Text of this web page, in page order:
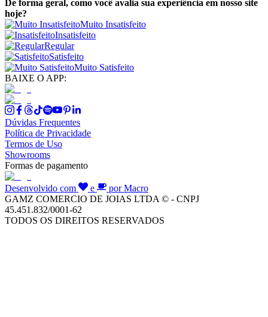
De forma geral, como você avalia sua experiência em nosso site
hoje?
Muito Insatisfeito
Insatisfeito
Regular
Satisfeito
Muito Satisfeito
BAIXE O APP:
Dúvidas Frequentes
Política de Privacidade
Termos de Uso
Showrooms
Formas de pagamento
Desenvolvido com e
por Macro
GAMZ COMERCIO DE JOIAS LTDA © - CNPJ
45.451.832/0001-62
TODOS OS DIREITOS RESERVADOS